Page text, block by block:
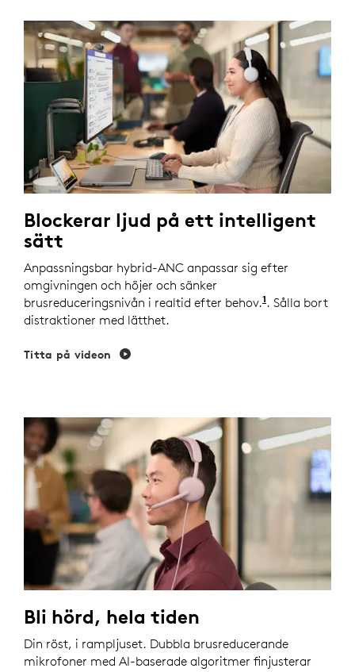
Blockerar ljud på ett intelligent
sätt
Anpassningsbar hybrid-ANC anpassar sig efter
omgivningen och höjer och sänker
brusreduceringsnivån i realtid efter behov.1 Aktivera
. Sålla bort
distraktioner med lätthet.
Titta på videon
Bli hörd, hela tiden
Din röst, i rampljuset. Dubbla brusreducerande
mikrofoner med AI-baserade algoritmer finjusterar